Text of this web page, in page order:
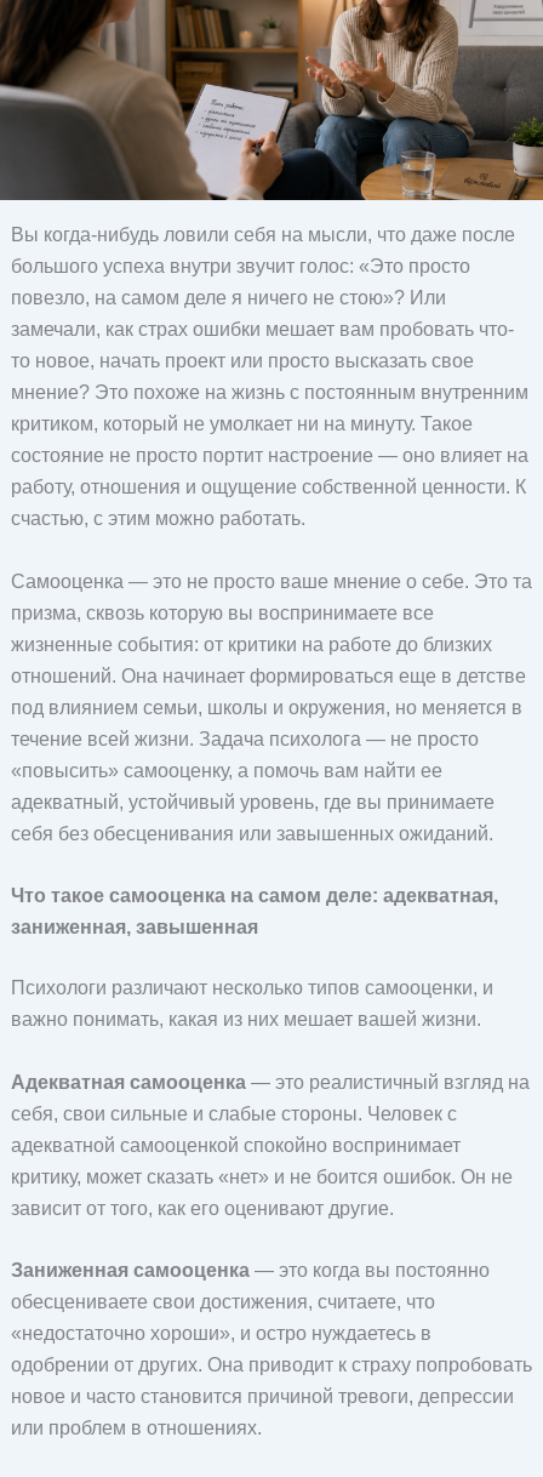
Вы когда-нибудь ловили себя на мысли, что даже после
большого успеха внутри звучит голос: «Это просто
повезло, на самом деле я ничего не стою»? Или
замечали, как страх ошибки мешает вам пробовать что-
то новое, начать проект или просто высказать свое
мнение? Это похоже на жизнь с постоянным внутренним
критиком, который не умолкает ни на минуту. Такое
состояние не просто портит настроение — оно влияет на
работу, отношения и ощущение собственной ценности. К
счастью, с этим можно работать.
Самооценка — это не просто ваше мнение о себе. Это та
призма, сквозь которую вы воспринимаете все
жизненные события: от критики на работе до близких
отношений. Она начинает формироваться еще в детстве
под влиянием семьи, школы и окружения, но меняется в
течение всей жизни. Задача психолога — не просто
«повысить» самооценку, а помочь вам найти ее
адекватный, устойчивый уровень, где вы принимаете
себя без обесценивания или завышенных ожиданий.
Что такое самооценка на самом деле: адекватная,
заниженная, завышенная
Психологи различают несколько типов самооценки, и
важно понимать, какая из них мешает вашей жизни.
Адекватная самооценка— это реалистичный взгляд на
себя, свои сильные и слабые стороны. Человек с
адекватной самооценкой спокойно воспринимает
критику, может сказать «нет» и не боится ошибок. Он не
зависит от того, как его оценивают другие.
Заниженная самооценка— это когда вы постоянно
обесцениваете свои достижения, считаете, что
«недостаточно хороши», и остро нуждаетесь в
одобрении от других. Она приводит к страху попробовать
новое и часто становится причиной тревоги, депрессии
или проблем в отношениях.